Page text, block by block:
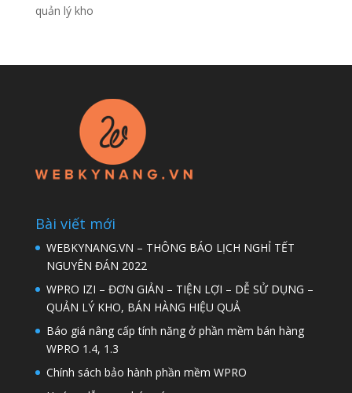
quản lý kho
Bài viết mới
WEBKYNANG.VN – THÔNG BÁO LỊCH NGHỈ TẾT
NGUYÊN ĐÁN 2022
WPRO IZI – ĐƠN GIẢN – TIỆN LỢI – DỄ SỬ DỤNG –
QUẢN LÝ KHO, BÁN HÀNG HIỆU QUẢ
Báo giá nâng cấp tính năng ở phần mềm bán hàng
WPRO 1.4, 1.3
Chính sách bảo hành phần mềm WPRO